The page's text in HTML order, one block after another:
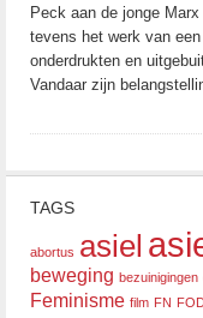
Peck aan de jonge
tevens het werk van
onderdrukten en
Vandaar zijn
TAGS
abortus asiel
beweging bezuinigingen
Feminisme film FN